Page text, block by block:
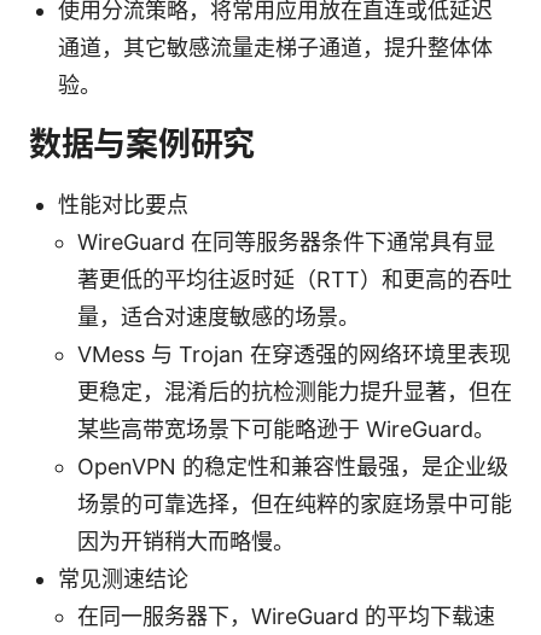
使用分流策略，将常用应用放在直连或低延迟
通道，其它敏感流量走梯子通道，提升整体体
验。
数据与案例研究
性能对比要点
WireGuard 在同等服务器条件下通常具有显
著更低的平均往返时延（RTT）和更高的吞吐
量，适合对速度敏感的场景。
VMess 与 Trojan 在穿透强的网络环境里表现
更稳定，混淆后的抗检测能力提升显著，但在
某些高带宽场景下可能略逊于 WireGuard。
OpenVPN 的稳定性和兼容性最强，是企业级
场景的可靠选择，但在纯粹的家庭场景中可能
因为开销稍大而略慢。
常见测速结论
在同一服务器下，WireGuard 的平均下载速